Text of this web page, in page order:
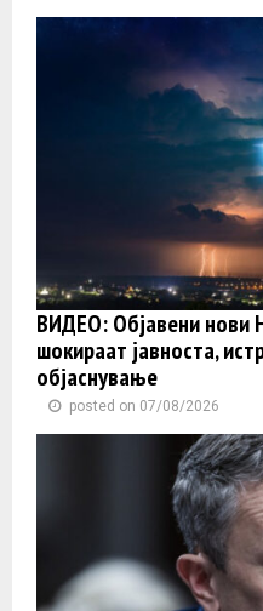
ВИДЕО: Објавени нови
шокираат јавноста,
објаснување
posted on 07/08/2026